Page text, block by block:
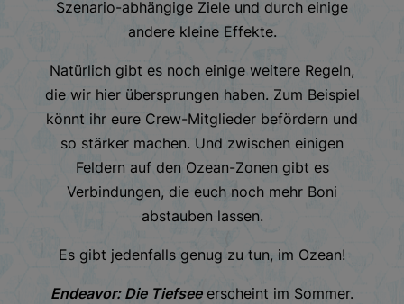
Szenario-abhängige Ziele und durch einige
andere kleine Effekte.
Natürlich gibt es noch einige weitere Regeln,
die wir hier übersprungen haben. Zum Beispiel
könnt ihr eure Crew-Mitglieder befördern und
so stärker machen. Und zwischen einigen
Feldern auf den Ozean-Zonen gibt es
Verbindungen, die euch noch mehr Boni
abstauben lassen.
Es gibt jedenfalls genug zu tun, im Ozean!
Endeavor: Die Tiefseeerscheint im Sommer.